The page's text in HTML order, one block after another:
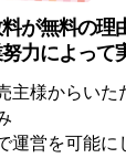
が無料の理
力によって
主様からいた
運営を可能に